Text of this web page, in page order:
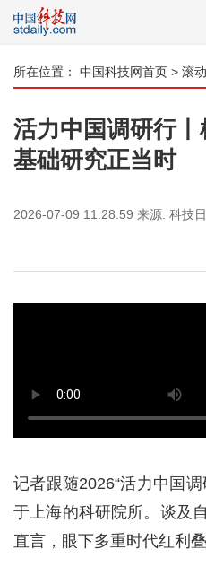
所在位置： 中国科技网首页 > 滚动
活力中国调研行
基础研究正当时
2026-07-09 11:28:59 来源: 科技
记者跟随2026“活力中国
于上海的科研院所。谈及
直言，眼下多重时代红利